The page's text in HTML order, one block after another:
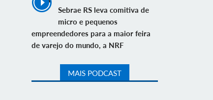
Sebrae RS leva comitiva de
micro e pequenos
empreendedores para a maior feira
de varejo do mundo, a NRF
MAIS PODCAST